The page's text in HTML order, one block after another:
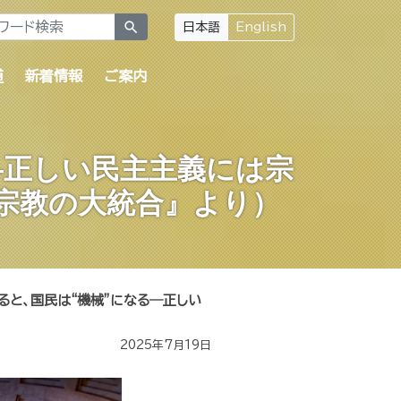
search 日本語 English
新着情報 ご案内
しい民主主義には宗
の大統合』より）
と、国民は“機械”になる―正しい
2025年7月19日